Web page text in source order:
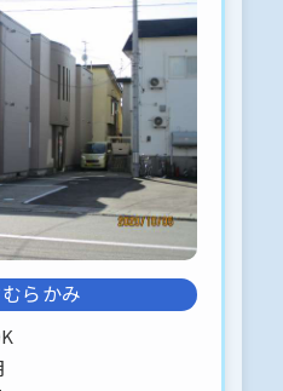
〒038-0004 青
２５
したo(^▽^)oあり
♪
〒030-0944
１－４
ましたo(^▽^)oあ
た♪
号 〒030-0844
13
したo(^▽^)oあり
♪
らかみ